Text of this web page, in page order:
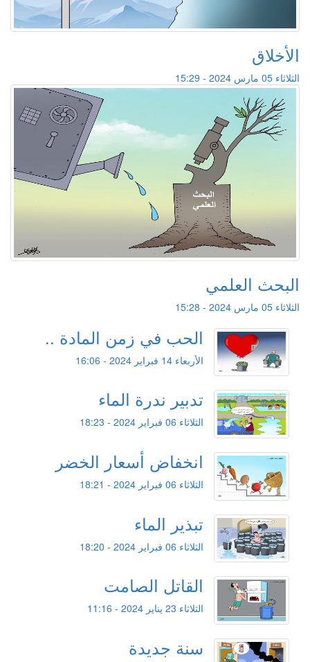
الأخلاق
الثلاثاء 05 مارس 2024 - 15:29
البحث العلمي
الثلاثاء 05 مارس 2024 - 15:28
الحب في زمن المادة ..
الأربعاء 14 فبراير 2024 - 16:06
تدبير ندرة الماء
الثلاثاء 06 فبراير 2024 - 18:23
انخفاض أسعار الخضر
الثلاثاء 06 فبراير 2024 - 18:21
تبذير الماء
الثلاثاء 06 فبراير 2024 - 18:20
القاتل الصامت
الثلاثاء 23 يناير 2024 - 11:16
سنة جديدة